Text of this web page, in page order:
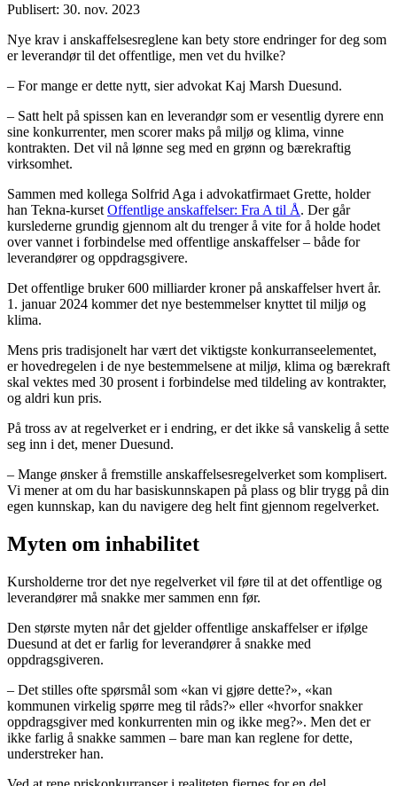
Publisert: 30. nov. 2023
Nye krav i anskaffelsesreglene kan bety store endringer for deg som
er leverandør til det offentlige, men vet du hvilke?
– For mange er dette nytt, sier advokat Kaj Marsh Duesund.
– Satt helt på spissen kan en leverandør som er vesentlig dyrere enn
sine konkurrenter, men scorer maks på miljø og klima, vinne
kontrakten. Det vil nå lønne seg med en grønn og bærekraftig
virksomhet.
Sammen med kollega Solfrid Aga i advokatfirmaet Grette, holder
han Tekna-kurset Offentlige anskaffelser: Fra A til Å. Der går
kurslederne grundig gjennom alt du trenger å vite for å holde hodet
over vannet i forbindelse med offentlige anskaffelser – både for
leverandører og oppdragsgivere.
Det offentlige bruker 600 milliarder kroner på anskaffelser hvert år.
1. januar 2024 kommer det nye bestemmelser knyttet til miljø og
klima.
Mens pris tradisjonelt har vært det viktigste konkurranseelementet,
er hovedregelen i de nye bestemmelsene at miljø, klima og bærekraft
skal vektes med 30 prosent i forbindelse med tildeling av kontrakter,
og aldri kun pris.
På tross av at regelverket er i endring, er det ikke så vanskelig å sette
seg inn i det, mener Duesund.
– Mange ønsker å fremstille anskaffelsesregelverket som komplisert.
Vi mener at om du har basiskunnskapen på plass og blir trygg på din
egen kunnskap, kan du navigere deg helt fint gjennom regelverket.
Myten om inhabilitet
Kursholderne tror det nye regelverket vil føre til at det offentlige og
leverandører må snakke mer sammen enn før.
Den største myten når det gjelder offentlige anskaffelser er ifølge
Duesund at det er farlig for leverandører å snakke med
oppdragsgiveren.
– Det stilles ofte spørsmål som «kan vi gjøre dette?», «kan
kommunen virkelig spørre meg til råds?» eller «hvorfor snakker
oppdragsgiver med konkurrenten min og ikke meg?». Men det er
ikke farlig å snakke sammen – bare man kan reglene for dette,
understreker han.